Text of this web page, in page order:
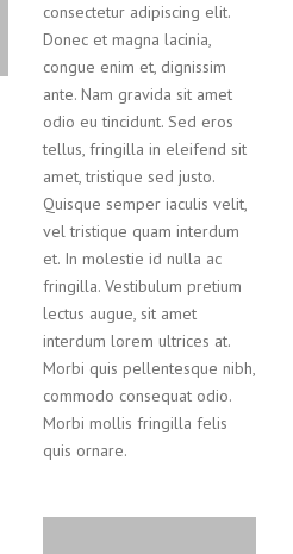
consectetur adipiscing elit.
Donec et magna lacinia,
congue enim et, dignissim
ante. Nam gravida sit amet
odio eu tincidunt. Sed eros
tellus, fringilla in eleifend sit
amet, tristique sed justo.
Quisque semper iaculis velit,
vel tristique quam interdum
et. In molestie id nulla ac
fringilla. Vestibulum pretium
lectus augue, sit amet
interdum lorem ultrices at.
Morbi quis pellentesque nibh,
commodo consequat odio.
Morbi mollis fringilla felis
quis ornare.